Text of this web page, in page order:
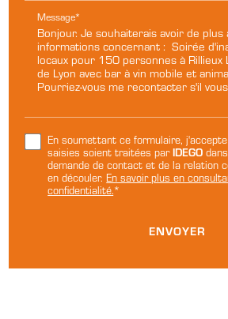
Message*
En soumettant ce formulaire,
saisies soient traitées parIDEGO
demande de contact et de la relation
en découler.En savoir plus en
confidentialité.*